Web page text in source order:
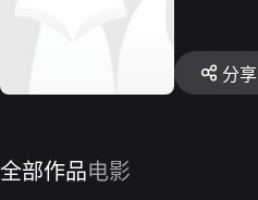
分享
全部作品电影